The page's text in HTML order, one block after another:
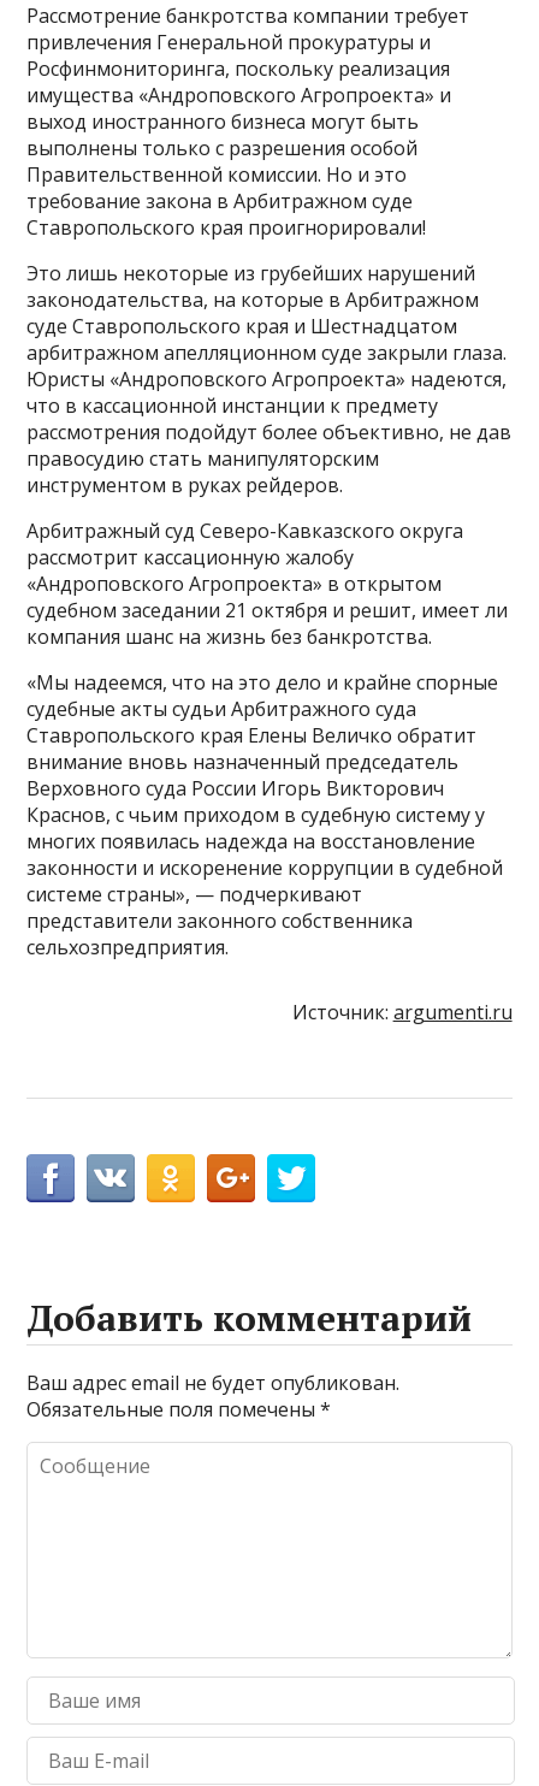
Рассмотрение банкротства компании требует
привлечения Генеральной прокуратуры и
Росфинмониторинга, поскольку реализация
имущества «Андроповского Агропроекта» и
выход иностранного бизнеса могут быть
выполнены только с разрешения особой
Правительственной комиссии. Но и это
требование закона в Арбитражном суде
Ставропольского края проигнорировали!
Это лишь некоторые из грубейших нарушений
законодательства, на которые в Арбитражном
суде Ставропольского края и Шестнадцатом
арбитражном апелляционном суде закрыли глаза.
Юристы «Андроповского Агропроекта» надеются,
что в кассационной инстанции к предмету
рассмотрения подойдут более объективно, не дав
правосудию стать манипуляторским
инструментом в руках рейдеров.
Арбитражный суд Северо-Кавказского округа
рассмотрит кассационную жалобу
«Андроповского Агропроекта» в открытом
судебном заседании 21 октября и решит, имеет ли
компания шанс на жизнь без банкротства.
«Мы надеемся, что на это дело и крайне спорные
судебные акты судьи Арбитражного суда
Ставропольского края Елены Величко обратит
внимание вновь назначенный председатель
Верховного суда России Игорь Викторович
Краснов, с чьим приходом в судебную систему у
многих появилась надежда на восстановление
законности и искоренение коррупции в судебной
системе страны», — подчеркивают
представители законного собственника
сельхозпредприятия.
Источник: argumenti.ru
Добавить комментарий
Ваш адрес email не будет опубликован.
Обязательные поля помечены*